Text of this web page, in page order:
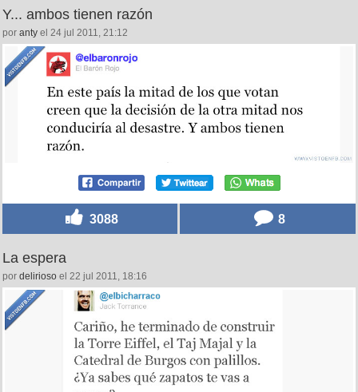
Y... ambos tienen razón
por anty el 24 jul 2011, 21:12
3088 8
La espera
por delirioso el 22 jul 2011, 18:16